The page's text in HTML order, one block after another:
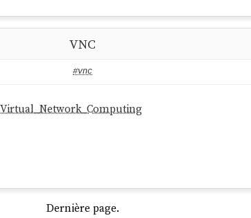
VNC
#vnc
Dernière page.